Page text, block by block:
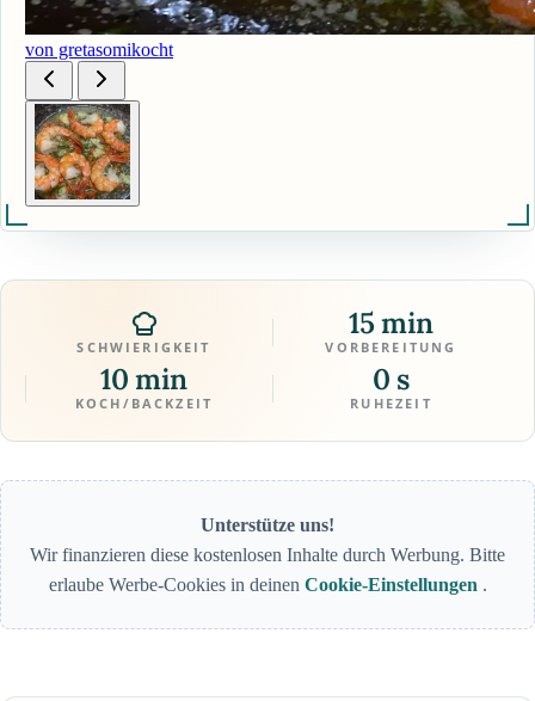
von gretasomikocht
SCHWIERIGKEIT
15 min
VORBEREITUNG
10 min
KOCH/BACKZEIT
0 s
RUHEZEIT
Unterstütze uns!
Wir finanzieren diese kostenlosen Inhalte durch Werbung. Bitte
erlaube Werbe-Cookies in deinen Cookie-Einstellungen .